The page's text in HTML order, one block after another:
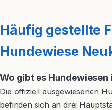
Häufig gestellte
Hundewiese
Wo gibt es Hundewiesen
Die offiziell ausgewiesenen
befinden sich an drei